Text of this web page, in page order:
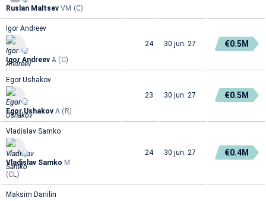
Ruslan Maltsev VM (C)
Igor Andreev
Igor Andreev A (C)
24 30 jun. 27 €0.5M
Egor Ushakov
Egor Ushakov A (R)
23 30 jun. 27 €0.5M
Vladislav Samko
Vladislav Samko M
(CL)
24 30 jun. 27 €0.4M
Maksim Danilin